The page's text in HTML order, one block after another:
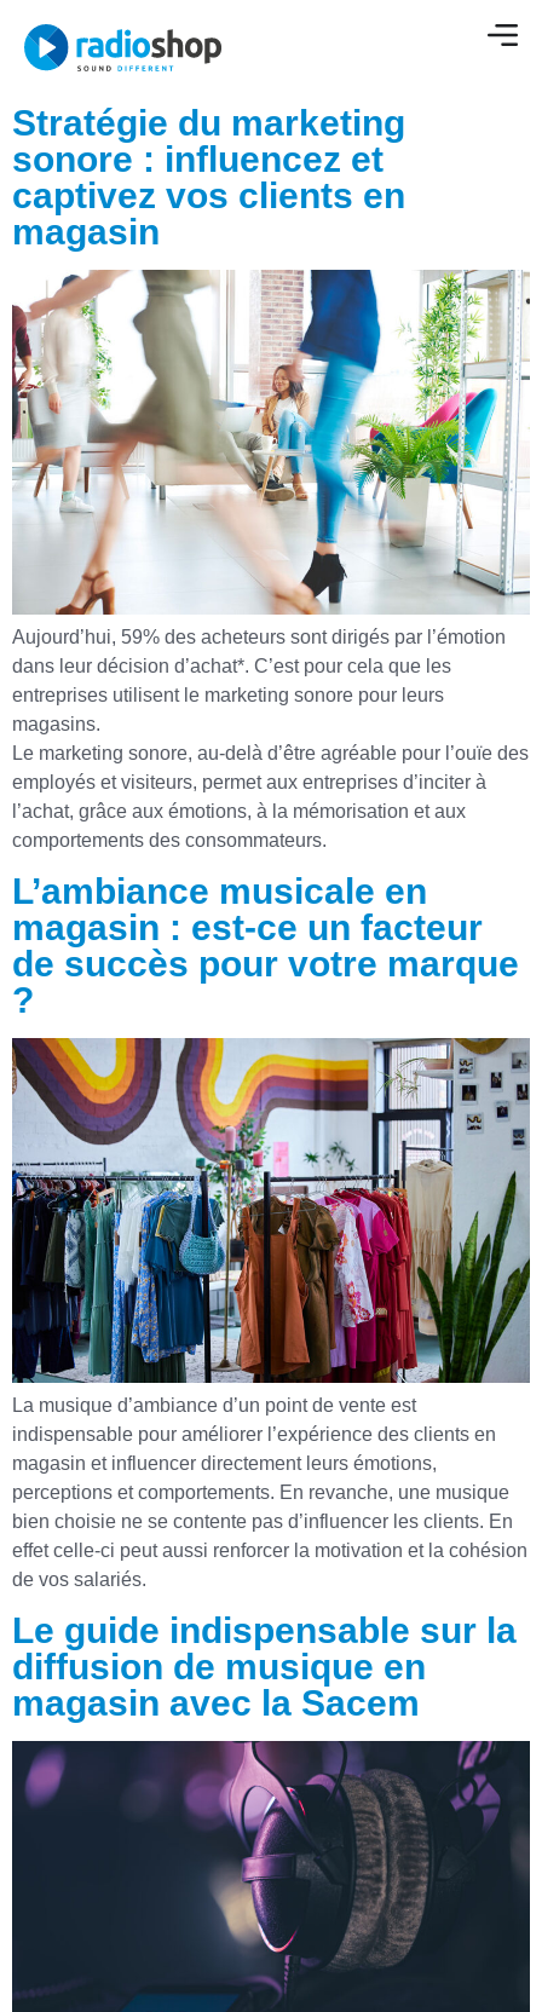
Stratégie du marketing
sonore : influencez et
captivez vos clients en
magasin
Aujourd’hui, 59% des acheteurs sont dirigés par l’émotion
dans leur décision d’achat*. C’est pour cela que les
entreprises utilisent le marketing sonore pour leurs
magasins.
Le marketing sonore, au-delà d’être agréable pour l’ouïe des
employés et visiteurs, permet aux entreprises d’inciter à
l’achat, grâce aux émotions, à la mémorisation et aux
comportements des consommateurs.
L’ambiance musicale en
magasin : est-ce un facteur
de succès pour votre marque
?
La musique d’ambiance d’un point de vente est
indispensable pour améliorer l’expérience des clients en
magasin et influencer directement leurs émotions,
perceptions et comportements. En revanche, une musique
bien choisie ne se contente pas d’influencer les clients. En
effet celle-ci peut aussi renforcer la motivation et la cohésion
de vos salariés.
Le guide indispensable sur la
diffusion de musique en
magasin avec la Sacem